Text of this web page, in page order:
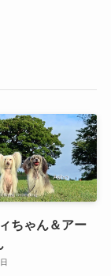
ちゃん＆アー